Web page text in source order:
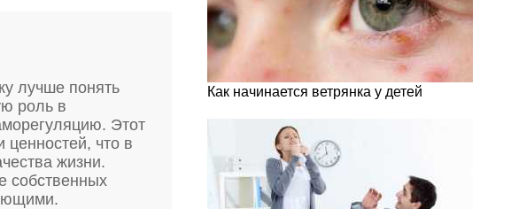
лучше понять
роль в
Этот
ценностей, что в
жизни.
собственных
Как начинается ветрянка у детей